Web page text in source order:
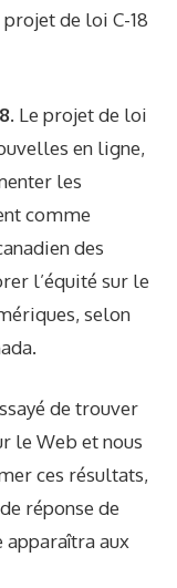
de loi C-18
Le projet de loi
en ligne,
les
comme
des
l’équité sur le
selon
de trouver
le Web et nous
ces résultats,
réponse de
apparaîtra aux